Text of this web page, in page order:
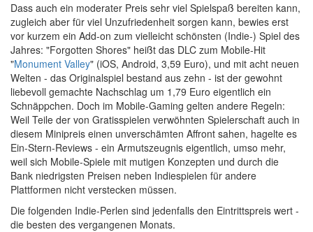
Dass auch ein moderater Preis sehr viel Spielspaß bereiten kann,
zugleich aber für viel Unzufriedenheit sorgen kann, bewies erst
vor kurzem ein Add-on zum vielleicht schönsten (Indie-) Spiel des
Jahres: "Forgotten Shores" heißt das DLC zum Mobile-Hit
"Monument Valley" (iOS, Android, 3,59 Euro), und mit acht neuen
Welten - das Originalspiel bestand aus zehn - ist der gewohnt
liebevoll gemachte Nachschlag um 1,79 Euro eigentlich ein
Schnäppchen. Doch im Mobile-Gaming gelten andere Regeln:
Weil Teile der von Gratisspielen verwöhnten Spielerschaft auch in
diesem Minipreis einen unverschämten Affront sahen, hagelte es
Ein-Stern-Reviews - ein Armutszeugnis eigentlich, umso mehr,
weil sich Mobile-Spiele mit mutigen Konzepten und durch die
Bank niedrigsten Preisen neben Indiespielen für andere
Plattformen nicht verstecken müssen.
Die folgenden Indie-Perlen sind jedenfalls den Eintrittspreis wert -
die besten des vergangenen Monats.